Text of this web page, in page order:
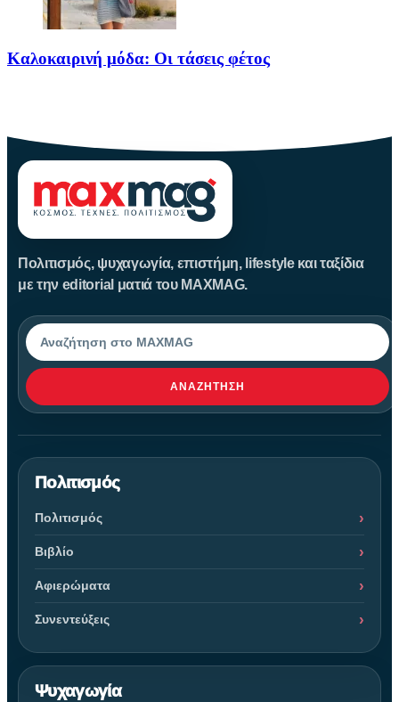
Καλοκαιρινή μόδα: Οι τάσεις φέτος
Πολιτισμός, ψυχαγωγία, επιστήμη, lifestyle και ταξίδια
με την editorial ματιά του MAXMAG.
Αναζήτηση
ΑΝΑΖΉΤΗΣΗ
Πολιτισμός
Πολιτισμός
Βιβλίο
Αφιερώματα
Συνεντεύξεις
Ψυχαγωγία